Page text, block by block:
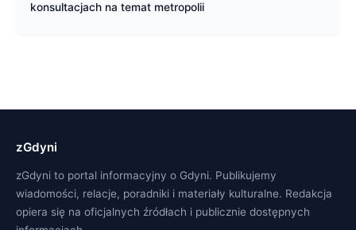
konsultacjach na temat metropolii
zGdyni
zGdyni to portal informacyjny o Gdyni. Publikujemy
wiadomości, relacje, poradniki i materiały kulturalne. Redakcja
opiera się na oficjalnych źródłach i publicznie dostępnych